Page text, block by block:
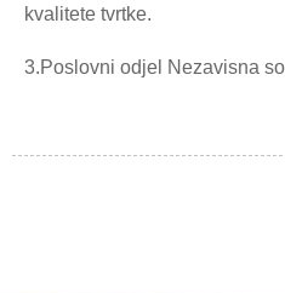
kvalitete tvrtke.
3.Poslovni odjel Nezavisna